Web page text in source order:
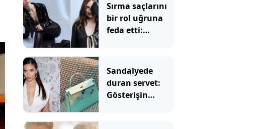
Sırma saçlarını
bir rol uğruna
feda etti:
hali şaşırttı
Sandalyede
duran servet:
Gösterişin